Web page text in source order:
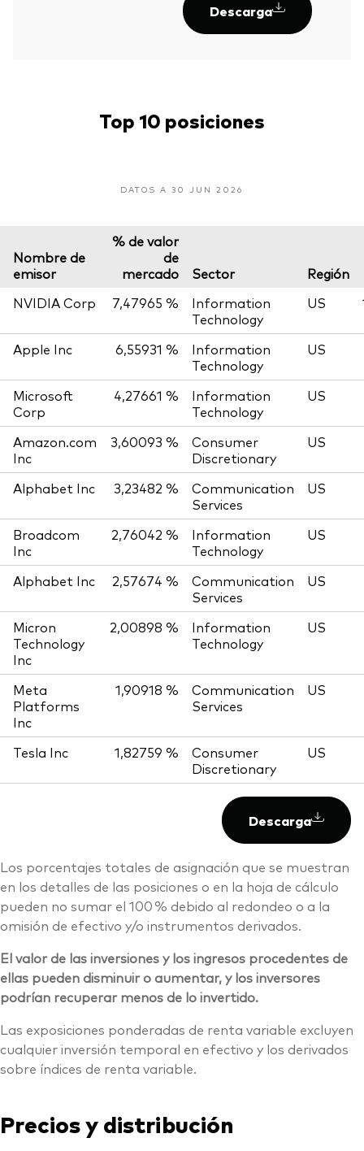
Descarga
Top 10 posiciones
DATOS A 30 JUN 2026
Nombre de
emisor
% de valor
de
mercado
Sector
Región
NVIDIA Corp
7,47965 %
Information
Technology
US
Apple Inc 6,55931 %
Information
Technology
US
Microsoft
Corp
4,27661 %
Information
Technology
US
Amazon.com
Inc
3,60093 %
Consumer
Discretionary
US
Alphabet Inc 3,23482 %
Communication
Services
US
Broadcom
Inc
2,76042 %
Information
Technology
US
Alphabet Inc 2,57674 %
Communication
Services
US
Micron
Technology
Inc
2,00898 %
Information
Technology
US
Meta
Platforms
Inc
1,90918 %
Communication
Services
US
Tesla Inc 1,82759 %
Consumer
Discretionary
US
Descarga
Los porcentajes totales de asignación que se muestran
en los detalles de las posiciones o en la hoja de cálculo
pueden no sumar el 100 % debido al redondeo o a la
omisión de efectivo y/o instrumentos derivados.
El valor de las inversiones y los ingresos procedentes de
ellas pueden disminuir o aumentar, y los inversores
podrían recuperar menos de lo invertido.
Las exposiciones ponderadas de renta variable excluyen
cualquier inversión temporal en efectivo y los derivados
sobre índices de renta variable.
Precios y distribución